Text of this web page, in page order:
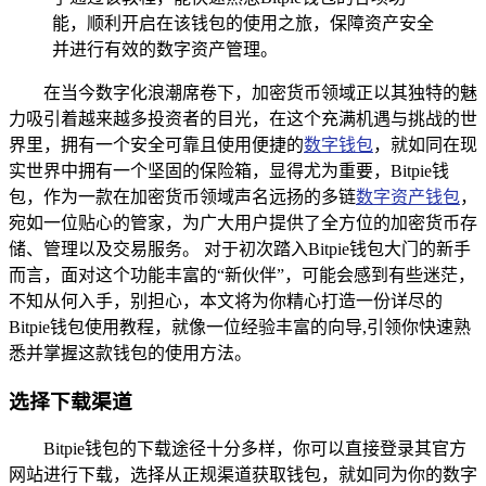
能，顺利开启在该钱包的使用之旅，保障资产安全
并进行有效的数字资产管理。
在当今数字化浪潮席卷下，加密货币领域正以其独特的魅
力吸引着越来越多投资者的目光，在这个充满机遇与挑战的世
界里，拥有一个安全可靠且使用便捷的数字钱包，就如同在现
实世界中拥有一个坚固的保险箱，显得尤为重要，Bitpie钱
包，作为一款在加密货币领域声名远扬的多链数字资产钱包，
宛如一位贴心的管家，为广大用户提供了全方位的加密货币存
储、管理以及交易服务。 对于初次踏入Bitpie钱包大门的新手
而言，面对这个功能丰富的“新伙伴”，可能会感到有些迷茫，
不知从何入手，别担心，本文将为你精心打造一份详尽的
Bitpie钱包使用教程，就像一位经验丰富的向导,引领你快速熟
悉并掌握这款钱包的使用方法。
选择下载渠道
Bitpie钱包的下载途径十分多样，你可以直接登录其官方
网站进行下载，选择从正规渠道获取钱包，就如同为你的数字